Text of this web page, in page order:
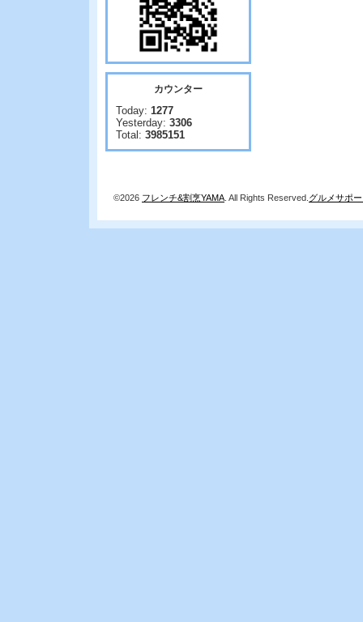
カウンター
Today: 1277
Yesterday: 3306
Total: 3985151
©2026 フレンチ&割烹YAMA . All Rights Reserved. グルメサポ